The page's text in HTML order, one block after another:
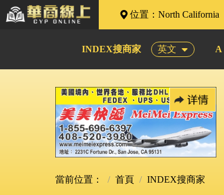
位置： North California
INDEX搜商家 英文 A
當前位置： 首頁 INDEX搜商家